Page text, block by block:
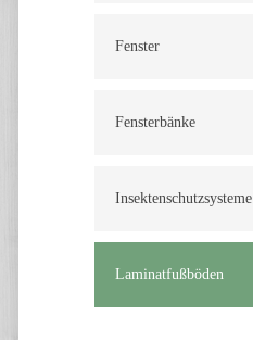
Fenster
Fensterbänke
Insektenschutzsysteme
Laminatfußböden